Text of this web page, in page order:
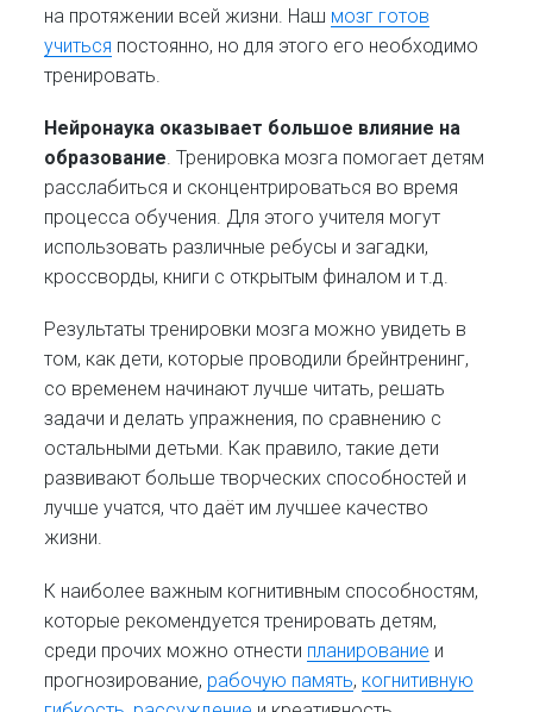
на протяжении всей жизни. Наш мозг готов
учиться постоянно, но для этого его необходимо
тренировать.
Нейронаука оказывает большое влияние на
образование. Тренировка мозга помогает детям
расслабиться и сконцентрироваться во время
процесса обучения. Для этого учителя могут
использовать различные ребусы и загадки,
кроссворды, книги с открытым финалом и т.д.
Результаты тренировки мозга можно увидеть в
том, как дети, которые проводили брейнтренинг,
со временем начинают лучше читать, решать
задачи и делать упражнения, по сравнению с
остальными детьми. Как правило, такие дети
развивают больше творческих способностей и
лучше учатся, что даёт им лучшее качество
жизни.
К наиболее важным когнитивным способностям,
которые рекомендуется тренировать детям,
среди прочих можно отнести планирование и
прогнозирование, рабочую память, когнитивную